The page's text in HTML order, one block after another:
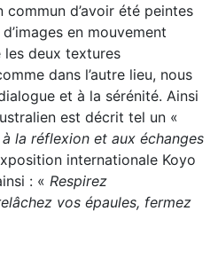
d’avoir été peintes
en mouvement
deux textures
dans l’autre lieu, nous
et à la sérénité. Ainsi
est décrit tel un «
la réflexion et aux échanges
internationale Koyo
: « Respirez
vos épaules, fermez